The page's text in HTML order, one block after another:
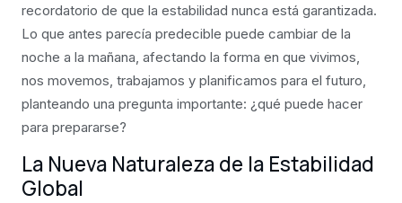
recordatorio de que la estabilidad nunca está garantizada.
Lo que antes parecía predecible puede cambiar de la
noche a la mañana, afectando la forma en que vivimos,
nos movemos, trabajamos y planificamos para el futuro,
planteando una pregunta importante: ¿qué puede hacer
para prepararse?
La Nueva Naturaleza de la Estabilidad
Global